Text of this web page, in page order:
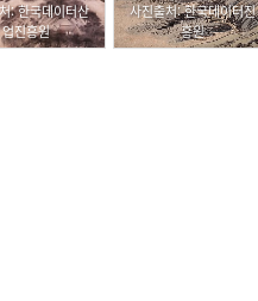
: 한국데이터산
업진흥원
사진출처: 한국데이터진
흥원